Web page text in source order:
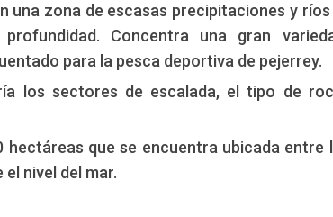
una zona de escasas precipitaciones y
Concentra una gran
para la pesca deportiva de pejerrey.
los sectores de escalada, el tipo de
que se encuentra ubicada entre
nivel del mar.